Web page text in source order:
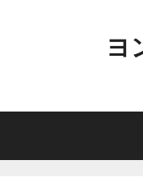
へ
ヨ